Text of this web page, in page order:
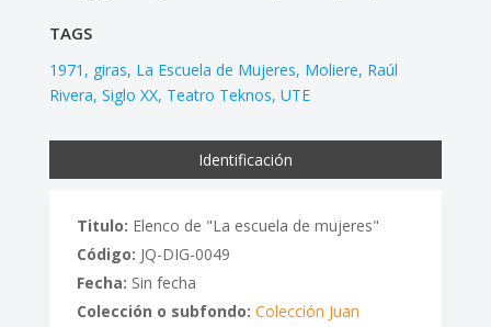
TAGS
1971 giras La Escuela de Mujeres Moliere Raúl
Rivera Siglo XX Teatro Teknos UTE
Identificación
Titulo: Elenco de "La escuela de mujeres"
Código: JQ-DIG-0049
Fecha: Sin fecha
Colección o subfondo: Colección Juan